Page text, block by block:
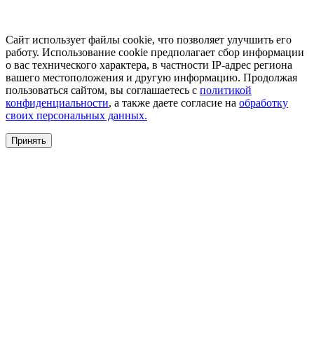
Сайт использует файлы cookie, что позволяет улучшить его
работу. Использование cookie предполагает сбор информации
о вас технического характера, в частности IP-адрес региона
вашего местоположения и другую информацию. Продолжая
пользоваться сайтом, вы соглашаетесь с политикой
конфиденциальности, а также даете согласие на обработку
своих персональных данных.
Принять